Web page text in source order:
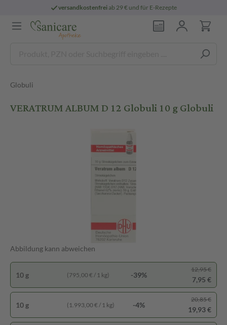
versandkostenfreiab 29 € und für E-Rezepte
Globuli
VERATRUM ALBUM D 12 Globuli 10 g Globuli
Abbildung kann abweichen
10 g (1.993,00 € / 1 kg) -4%
20,85 €
19,93 €
10 g (795,00 € / 1 kg) -39%
12,95 €
7,95 €